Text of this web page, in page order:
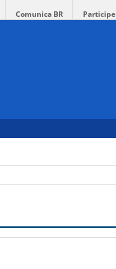
Comunica BR Participe